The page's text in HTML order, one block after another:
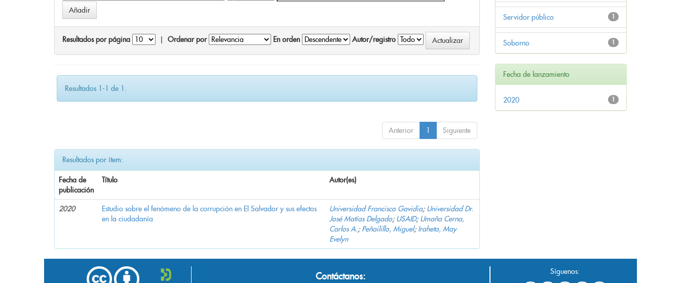
Resultados por página Ordenar por En orden Autor/registro
Resultados 1-1 de 1.
Anterior 1 Siguiente
Resultados por ítem:
Fecha de
publicación
Título Autor(es)
2020
Estudio sobre el fenómeno de la corrupción en El Salvador y sus efectos
en la ciudadanía
Universidad Francisco Gavidia; Universidad Dr.
José Matías Delgado; USAID; Umaña Cerna,
Carlos A.; Peñailillo, Miguel; Iraheta, May
Evelyn
1
Servidor público
1
Soborno
Fecha de lanzamiento
1
2020
Contáctanos: Síguenos: